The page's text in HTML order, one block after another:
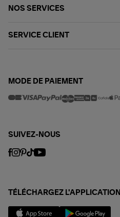
NOS SERVICES
SERVICE CLIENT
MODE DE PAIEMENT
SUIVEZ-NOUS
TÉLÉCHARGEZ L'APPLICATION